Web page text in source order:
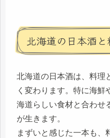
北海道の日本酒
北海道の日本酒は、料理
く変わります。特に海鮮
海道らしい食材と合わせ
が生きます。
まずいと感じた一本も、